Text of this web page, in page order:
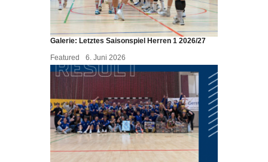
Galerie: Letztes Saisonspiel Herren 1 2026/27
Featured
6. Juni 2026